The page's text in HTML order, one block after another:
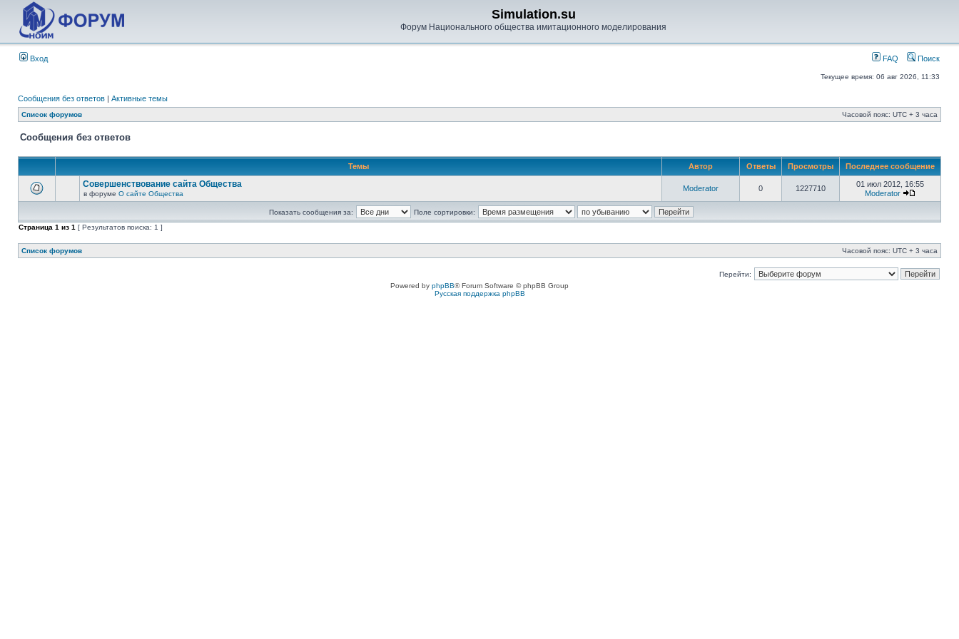
Simulation.su
Форум Национального общества имитационного моделирования
Вход FAQ Поиск
Текущее время: 06 авг 2026, 11:33
Сообщения без ответов | Активные темы
Список форумов Часовой пояс: UTC + 3 часа
Сообщения без ответов
Темы Автор Ответы Просмотры Последнее сообщение
Совершенствование сайта Общества
в форуме О сайте Общества
Moderator 0 1227710
01 июл 2012, 16:55
Moderator
Показать сообщения за:
Поле сортировки:
Страница 1 из 1 [ Результатов поиска: 1 ]
Список форумов Часовой пояс: UTC + 3 часа
Перейти:
Powered by phpBB® Forum Software © phpBB Group
Русская поддержка phpBB